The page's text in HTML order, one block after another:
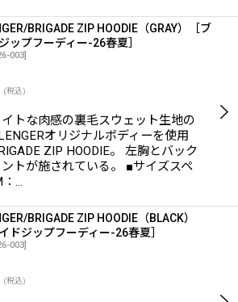
BRIGADE ZIP HOODIE（GRAY）［ブ
ップフーディー-26春夏］
003]
(税込)
トな肉感の裏毛スウェット生地の
オリジナルボディーを使用
ZIP HOODIE。 左胸とバック
トが施されている。 ■サイズスペ
：…
BRIGADE ZIP HOODIE（BLACK）
ドジップフーディー-26春夏］
003]
(税込)